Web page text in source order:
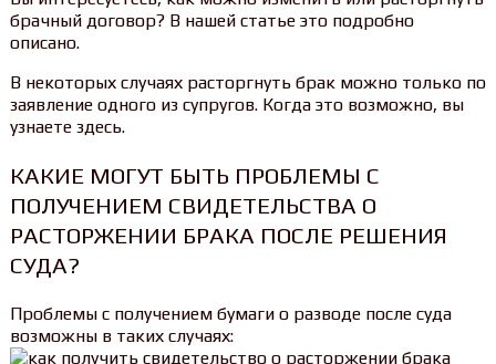
брачный договор? В нашей статье это подробно
описано.
В некоторых случаях расторгнуть брак можно только по
заявление одного из супругов. Когда это возможно, вы
узнаете здесь.
КАКИЕ МОГУТ БЫТЬ ПРОБЛЕМЫ С
ПОЛУЧЕНИЕМ СВИДЕТЕЛЬСТВА О
РАСТОРЖЕНИИ БРАКА ПОСЛЕ РЕШЕНИЯ
СУДА?
Проблемы с получением бумаги о разводе после суда
возможны в таких случаях: